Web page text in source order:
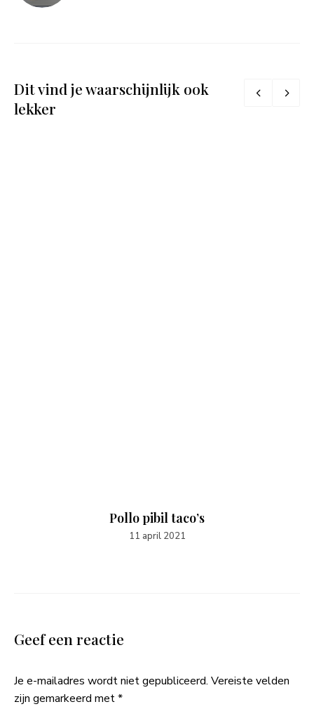
Dit vind je waarschijnlijk ook
lekker
Pollo pibil taco’s
11 april 2021
Geef een reactie
Je e-mailadres wordt niet gepubliceerd. Vereiste velden
zijn gemarkeerd met*